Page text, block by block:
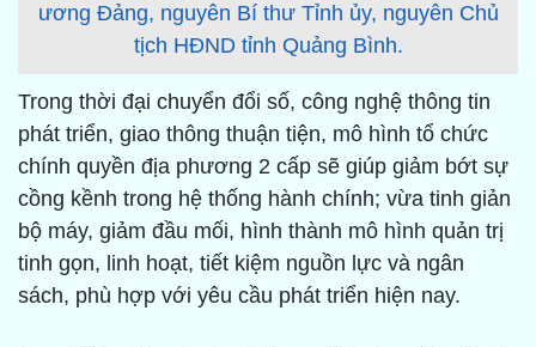
ương Đảng, nguyên Bí thư Tỉnh ủy, nguyên Chủ
tịch HĐND tỉnh Quảng Bình.
Trong thời đại chuyển đổi số, công nghệ thông tin
phát triển, giao thông thuận tiện, mô hình tổ chức
chính quyền địa phương 2 cấp sẽ giúp giảm bớt sự
cồng kềnh trong hệ thống hành chính; vừa tinh giản
bộ máy, giảm đầu mối, hình thành mô hình quản trị
tinh gọn, linh hoạt, tiết kiệm nguồn lực và ngân
sách, phù hợp với yêu cầu phát triển hiện nay.